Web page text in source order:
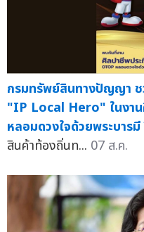
กรมทรัพย์สินทางปัญญา ช
"IP Local Hero" ในงา
หลอมดวงใจด้วยพระบาร
สินค้าท้องถิ่นท... 07 ส.ค.